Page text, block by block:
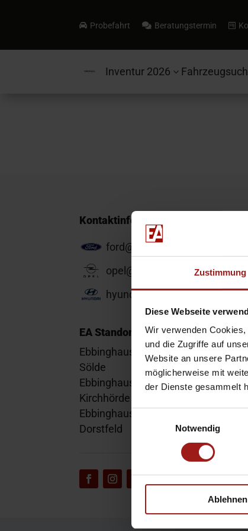
Zustimmung
Diese Webseite
Wir verwenden
und die Zugriffe auf
Website an unsere
möglicherweise mit
der Dienste gesammelt
Einwilligungsauswahl
Notwendig
Ablehnen
 Probefahrt  Beratungstermin 
Inventur 2026 3
Kontaktinformationen
ford@ea-mail.de
opel@ea-mail.de
hyundai@ea-mail.de
EA Standorte
Ebbinghaus am Flughafen –
Sölde
Ebbinghaus am Tierpark –
Kirchhörde
Ebbinghaus Autozentrum –
Dorstfeld